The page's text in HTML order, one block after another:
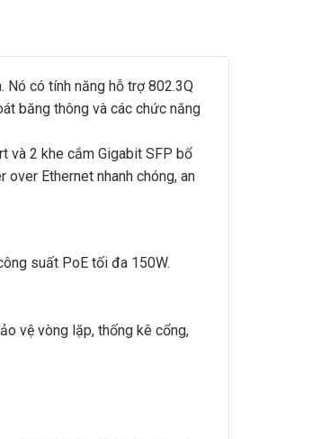
Nó có tính năng hỗ trợ 802.3Q
băng thông và các chức năng
và 2 khe cắm Gigabit SFP bổ
Ethernet nhanh chóng, an
suất PoE tối đa 150W.
vệ vòng lặp, thống kê cổng,